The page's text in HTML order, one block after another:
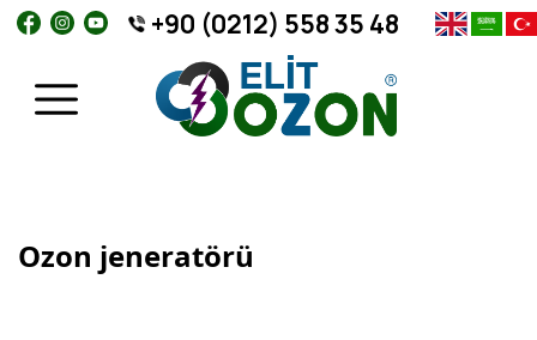
Ozon jeneratörü
+90 (0212) 558 35 48